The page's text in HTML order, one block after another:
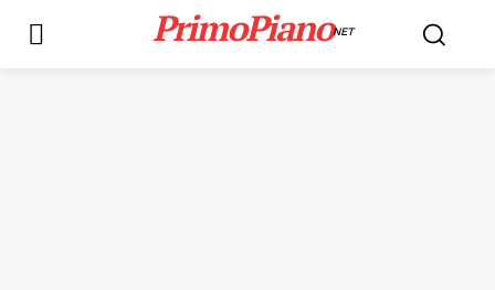
PrimoPianoNET